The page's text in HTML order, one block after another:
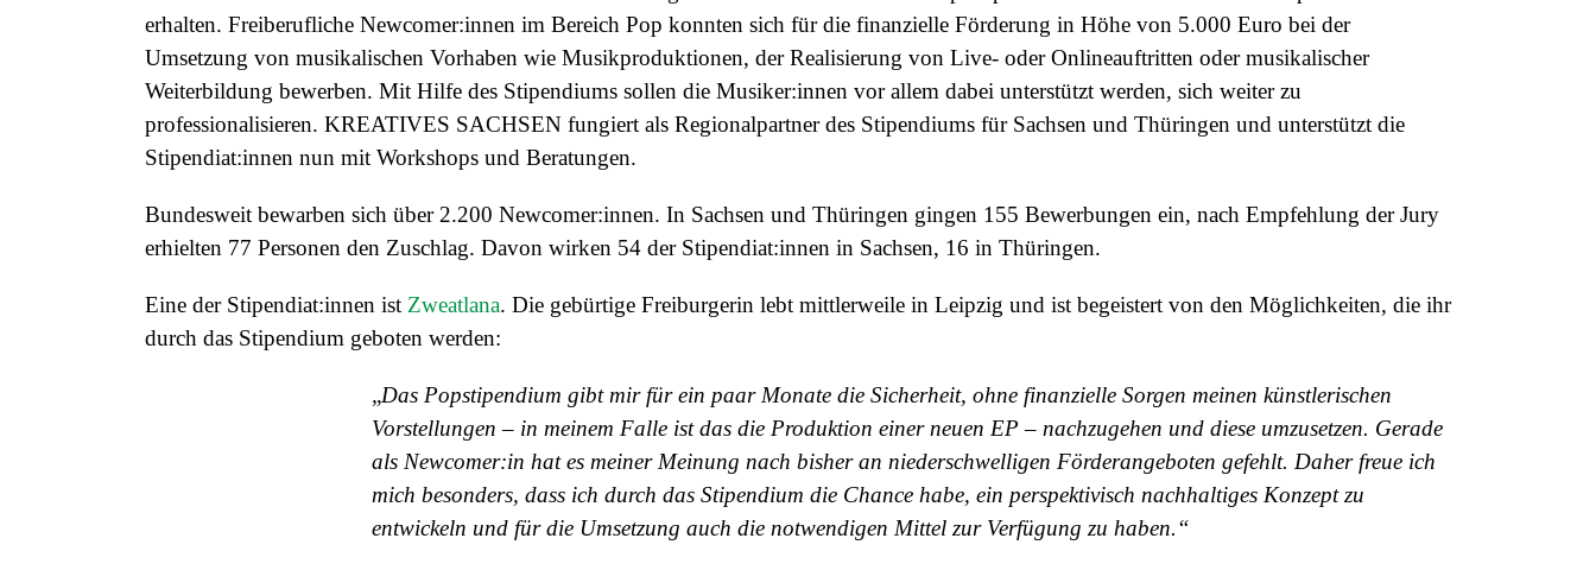
erhalten. Freiberufliche Newcomer:innen im Bereich Pop konnten sich für die finanzielle Förderung in Höhe von 5.000 Euro bei der
Umsetzung von musikalischen Vorhaben wie Musikproduktionen, der Realisierung von Live- oder Onlineauftritten oder musikalischer
Weiterbildung bewerben. Mit Hilfe des Stipendiums sollen die Musiker:innen vor allem dabei unterstützt werden, sich weiter zu
professionalisieren. KREATIVES SACHSEN fungiert als Regionalpartner des Stipendiums für Sachsen und Thüringen und unterstützt die
Stipendiat:innen nun mit Workshops und Beratungen.
Bundesweit bewarben sich über 2.200 Newcomer:innen. In Sachsen und Thüringen gingen 155 Bewerbungen ein, nach Empfehlung der Jury
erhielten 77 Personen den Zuschlag. Davon wirken 54 der Stipendiat:innen in Sachsen, 16 in Thüringen.
Eine der Stipendiat:innen ist Zweatlana. Die gebürtige Freiburgerin lebt mittlerweile in Leipzig und ist begeistert von den Möglichkeiten, die ihr
durch das Stipendium geboten werden:
„Das Popstipendium gibt mir für ein paar Monate die Sicherheit, ohne finanzielle Sorgen meinen künstlerischen
Vorstellungen – in meinem Falle ist das die Produktion einer neuen EP – nachzugehen und diese umzusetzen. Gerade
als Newcomer:in hat es meiner Meinung nach bisher an niederschwelligen Förderangeboten gefehlt. Daher freue ich
mich besonders, dass ich durch das Stipendium die Chance habe, ein perspektivisch nachhaltiges Konzept zu
entwickeln und für die Umsetzung auch die notwendigen Mittel zur Verfügung zu haben.“